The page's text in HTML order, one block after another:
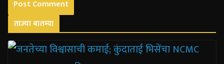
ताज्या बातम्या